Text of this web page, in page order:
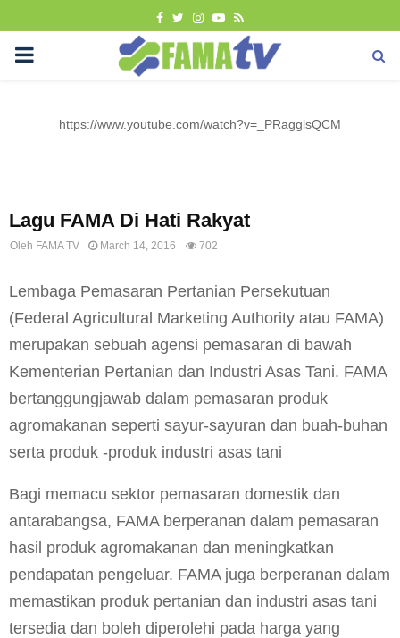
FACEBOOK
TWITTER
INSTAGRAM
YOUTUBE
RSS
PRIMARY
https://www.youtube.com/watch?v=_PRagglsQCM
Lagu FAMA Di Hati Rakyat
Oleh FAMA TV March 14, 2016 702
Lembaga Pemasaran Pertanian Persekutuan
(Federal Agricultural Marketing Authority atau FAMA)
merupakan sebuah agensi pemasaran di bawah
Kementerian Pertanian dan Industri Asas Tani. FAMA
bertanggungjawab dalam pemasaran produk
agromakanan seperti sayur-sayuran dan buah-buhan
serta produk -produk industri asas tani
Bagi memacu sektor pemasaran domestik dan
antarabangsa, FAMA berperanan dalam pemasaran
hasil produk agromakanan dan meningkatkan
pendapatan pengeluar. FAMA juga berperanan dalam
memastikan produk pertanian dan industri asas tani
tersedia dan boleh diperolehi pada harga yang